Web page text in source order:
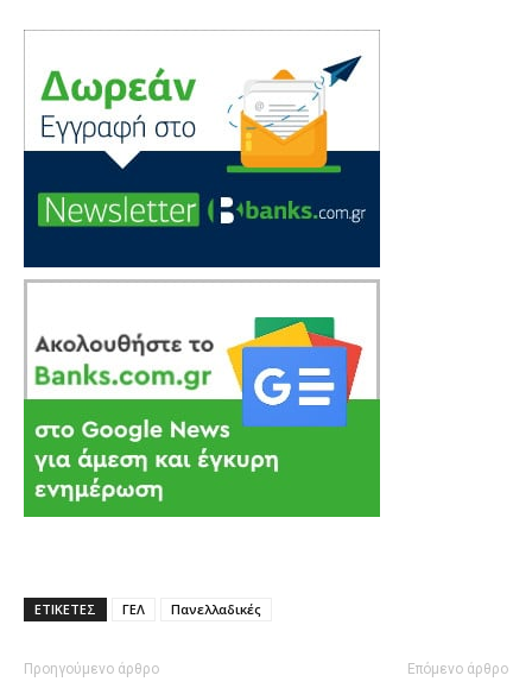
ΕΤΙΚΕΤΕΣ ΓΕΛ Πανελλαδικές
Προηγούμενο άρθρο Επόμενο άρθρο